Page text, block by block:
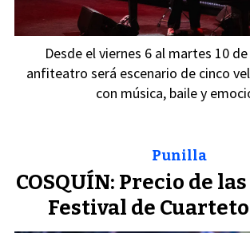
Desde el viernes 6 al martes 10
anfiteatro será escenario de cinco
con música, baile y
COSQUÍN: Precio de
Festival de
Punilla